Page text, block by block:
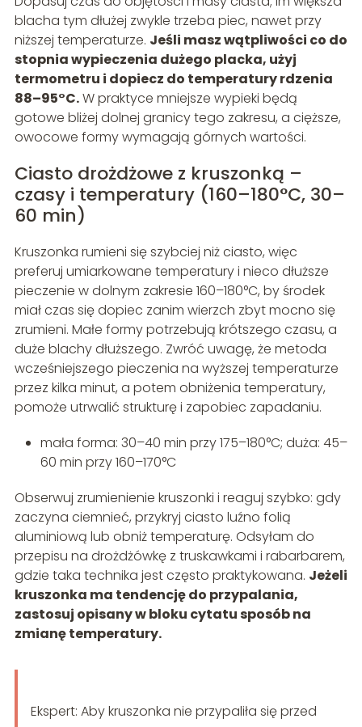
blacha tym dłużej zwykle trzeba piec, nawet przy
niższej temperaturze. Jeśli masz wątpliwości co do
stopnia wypieczenia dużego placka, użyj
termometru i dopiecz do temperatury rdzenia
88–95°C.W praktyce mniejsze wypieki będą
gotowe bliżej dolnej granicy tego zakresu, a cięższe,
owocowe formy wymagają górnych wartości.
Ciasto drożdżowe z kruszonką –
czasy i temperatury (160–180°C, 30–
60 min)
Kruszonka rumieni się szybciej niż ciasto, więc
preferuj umiarkowane temperatury i nieco dłuższe
pieczenie w dolnym zakresie 160–180°C, by środek
miał czas się dopiec zanim wierzch zbyt mocno się
zrumieni. Małe formy potrzebują krótszego czasu, a
duże blachy dłuższego. Zwróć uwagę, że metoda
wcześniejszego pieczenia na wyższej temperaturze
przez kilka minut, a potem obniżenia temperatury,
pomoże utrwalić strukturę i zapobiec zapadaniu.
mała forma: 30–40 min przy 175–180°C; duża: 45–
60 min przy 160–170°C
Obserwuj zrumienienie kruszonki i reaguj szybko: gdy
zaczyna ciemnieć, przykryj ciasto luźno folią
aluminiową lub obniż temperaturę. Odsyłam do
przepisu na drożdżówkę z truskawkami i rabarbarem,
gdzie taka technika jest często praktykowana. Jeżeli
kruszonka ma tendencję do przypalania,
zastosuj opisany w bloku cytatu sposób na
zmianę temperatury.
Ekspert: Aby kruszonka nie przypaliła się przed